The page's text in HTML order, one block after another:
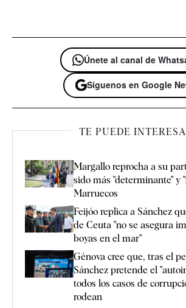
Únete al canal de
Síguenos en Google
TE PUEDE
Margallo reprocha a su
sido más "determinante" y
Marruecos
Feijóo replica a Sánchez
de Ceuta "no se asegura
boyas en el mar"
Génova cree que, tras el
Sánchez pretende el
todos los casos de
rodean